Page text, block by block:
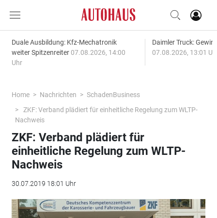
Duale Ausbildung: Kfz-Mechatronik
weiter Spitzenreiter 07.08.2026, 14:00
Uhr
Daimler Truck:
07.08.2026, 13:01
Home Nachrichten
SchadenBusiness
ZKF: Verband plädiert für einheitliche Regelung zum WLTP-
Nachweis
ZKF: Verband plädiert für
einheitliche Regelung zum WLTP-
Nachweis
30.07.2019 18:01 Uhr